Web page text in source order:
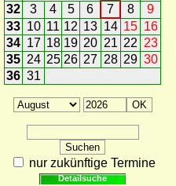
32
3 4 5 6 7 8
9
33 10 11 12 13 14 15 16
34 17 18 19 20 21 22 23
35 24 25 26 27 28 29 30
36 31
nur zukünftige Termine
Detailsuche